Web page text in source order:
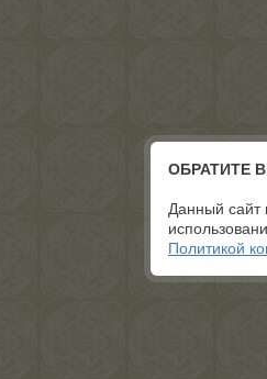
ОБРАТИТЕ
Данный сайт
Политикой